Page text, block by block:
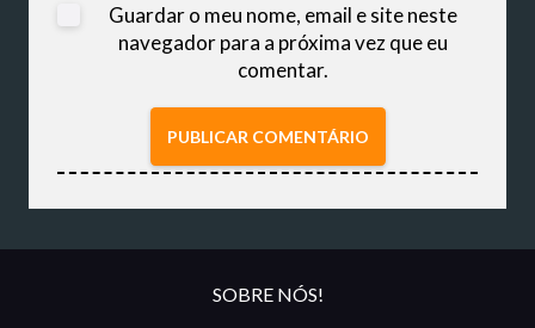
Guardar o meu nome, email e site neste
navegador para a próxima vez que eu
comentar.
PUBLICAR COMENTÁRIO
SOBRE NÓS!